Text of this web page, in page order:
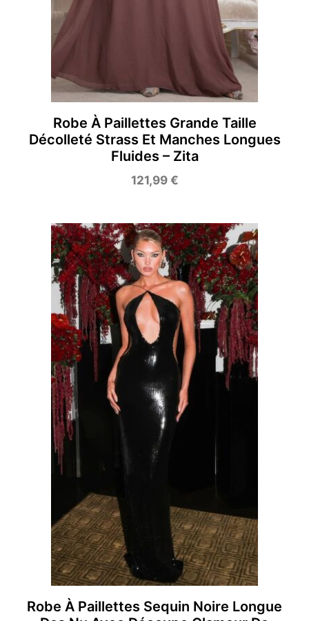
Robe À Paillettes Grande Taille
Décolleté Strass Et Manches Longues
Fluides – Zita
121,99€
Robe À Paillettes Sequin Noire Longue